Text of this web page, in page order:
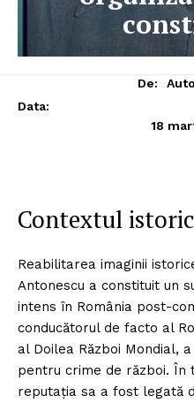
De:
Data:
18
Contextul
Reabilitarea imaginii
Antonescu a constituit un
intens în România post-
conducătorul de facto al
al Doilea Război Mondial,
pentru crime de război. În
reputația sa a fost legată